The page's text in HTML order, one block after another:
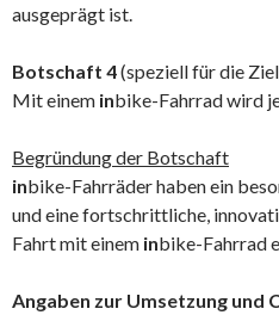
ausgeprägt ist.
Botschaft 4(speziell für die
Mit einem inbike-Fahrrad wird
Begründung der Botschaft
inbike-Fahrräder haben ein
und eine fortschrittliche,
Fahrt mit einem inbike-Fahrrad
Angaben zur Umsetzung und